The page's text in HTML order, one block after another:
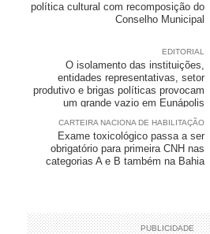
política cultural com recomposição do
Conselho Municipal
EDITORIAL
O isolamento das instituições,
entidades representativas, setor
produtivo e brigas políticas provocam
um grande vazio em Eunápolis
CARTEIRA NACIONA DE HABILITAÇÃO
Exame toxicológico passa a ser
obrigatório para primeira CNH nas
categorias A e B também na Bahia
PUBLICIDADE